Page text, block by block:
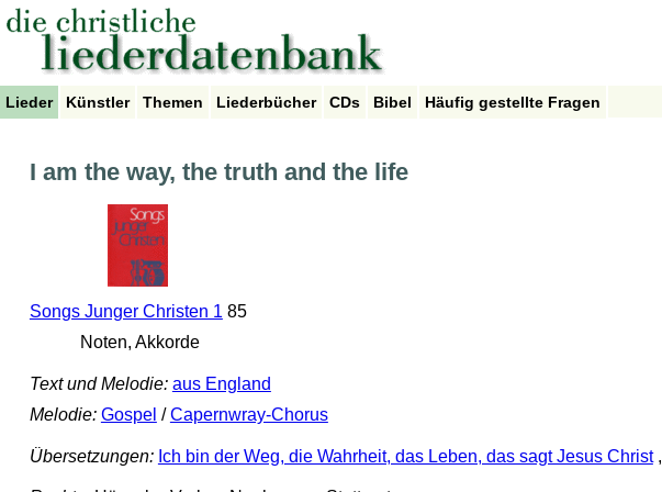
Lieder Künstler Themen Liederbücher CDs Bibel Häufig gestellte Fragen
I am the way, the truth and the life
Songs Junger Christen 185
Noten, Akkorde
Text und Melodie: aus England
Melodie: Gospel /Capernwray-Chorus
Übersetzungen: Ich bin der Weg, die Wahrheit, das Leben, das sagt Jesus Christ,